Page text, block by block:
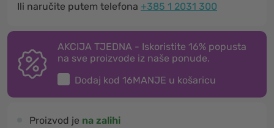
Ili naručite putem telefona +385 1 2031 300
AKCIJA TJEDNA - Iskoristite 16% popusta
na sve proizvode iz naše ponude.
Dodaj kod 16MANJE u košaricu
Proizvod je na zalihi